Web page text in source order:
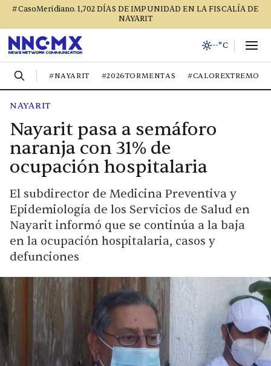
#CasoMeridiano. 1,702 DÍAS DE IMPUNIDAD EN LA FISCALÍA DE
NAYARIT
--°C
#NAYARIT #2026TORMENTAS #CALOREXTREMO
NAYARIT
Nayarit pasa a semáforo
naranja con 31% de
ocupación hospitalaria
El subdirector de Medicina Preventiva y
Epidemiología de los Servicios de Salud en
Nayarit informó que se continúa a la baja
en la ocupación hospitalaria, casos y
defunciones